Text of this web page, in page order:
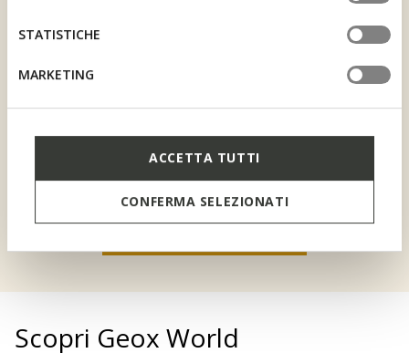
STATISTICHE
MARKETING
ACCETTA TUTTI
CONFERMA SELEZIONATI
Uno sconto speciale, per te e
Scopri Geox World